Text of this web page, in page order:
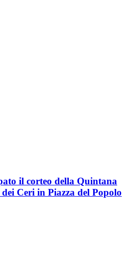
il corteo della Quintana
Ceri in Piazza del Popolo